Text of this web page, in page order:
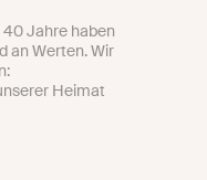
40 Jahre haben
an Werten. Wir
Heimat